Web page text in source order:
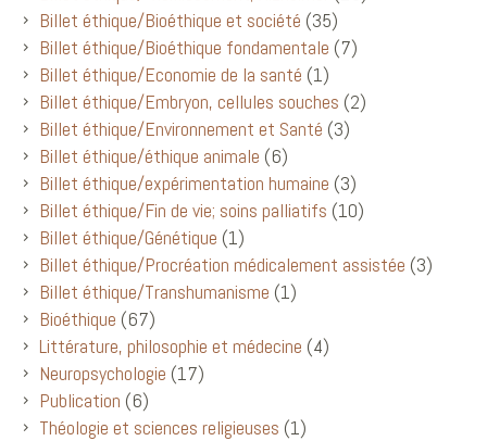
Billet éthique/Bioéthique et société (35)
Billet éthique/Bioéthique fondamentale (7)
Billet éthique/Economie de la santé (1)
Billet éthique/Embryon, cellules souches (2)
Billet éthique/Environnement et Santé (3)
Billet éthique/éthique animale (6)
Billet éthique/expérimentation humaine (3)
Billet éthique/Fin de vie; soins palliatifs (10)
Billet éthique/Génétique (1)
Billet éthique/Procréation médicalement assistée (3)
Billet éthique/Transhumanisme (1)
Bioéthique (67)
Littérature, philosophie et médecine (4)
Neuropsychologie (17)
Publication (6)
Théologie et sciences religieuses (1)